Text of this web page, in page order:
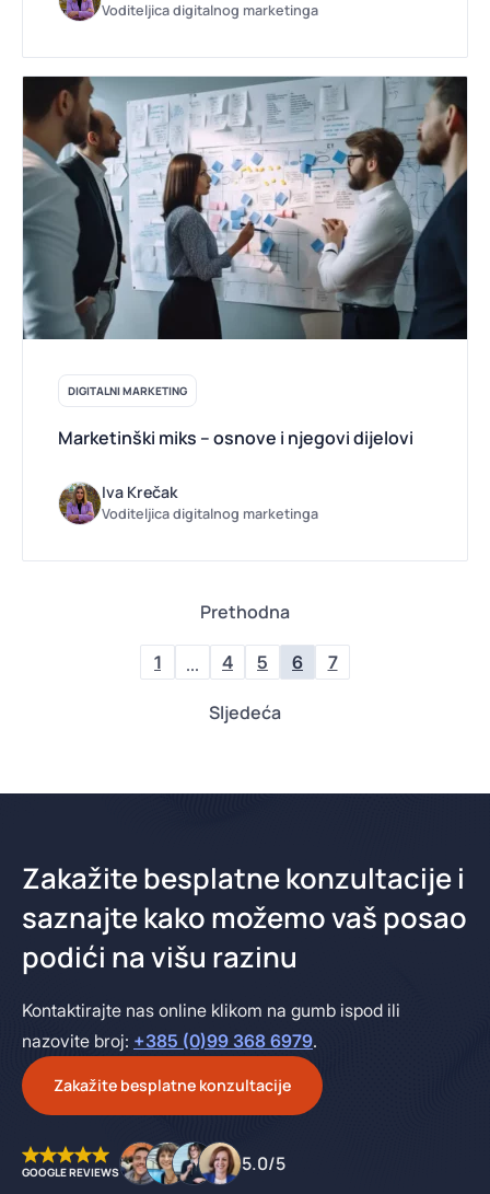
Voditeljica digitalnog marketinga
DIGITALNI MARKETING
Marketinški miks – osnove i njegovi dijelovi
Iva Krečak
Voditeljica digitalnog marketinga
Prethodna
1 … 4 5 6 7
Sljedeća
Zakažite besplatne konzultacije i
saznajte kako možemo vaš posao
podići na višu razinu
Kontaktirajte nas online klikom na gumb ispod ili
nazovite broj: +385 (0)99 368 6979.
Zakažite besplatne konzultacije
GOOGLE REVIEWS 5.0/5